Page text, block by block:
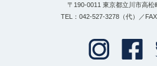
〒190-0011 東京都立川市高松
TEL：042-527-3278（代）／